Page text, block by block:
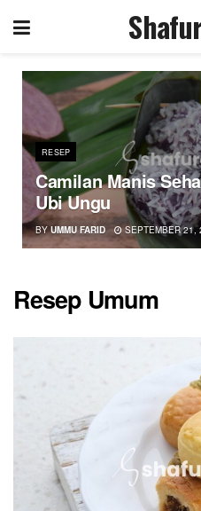
RESEP
Camilan Manis
Ubi Ungu
BY UMMU FARID SEPTEMBER 21,
Resep Umum